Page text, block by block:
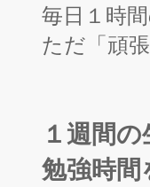
毎日１時
ただ「頑
１週間
勉強時間